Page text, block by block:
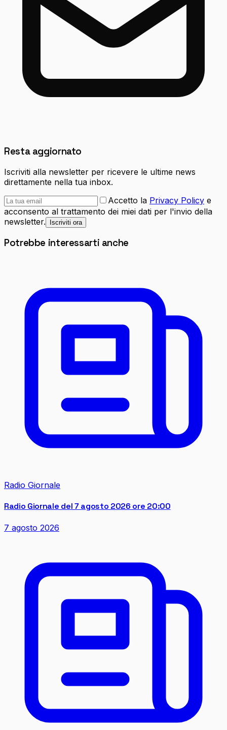
Resta aggiornato
Iscriviti alla newsletter per ricevere le ultime news
direttamente nella tua inbox.
Accetto la Privacy Policy e
acconsento al trattamento dei miei dati per l'invio della
newsletter.
Iscriviti ora
Potrebbe interessarti anche
Radio Giornale
Radio Giornale del 7 agosto 2026 ore 20:00
7 agosto 2026